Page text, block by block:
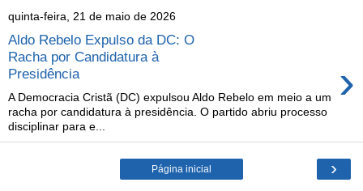
quinta-feira, 21 de maio de 2026
Aldo Rebelo Expulso da DC: O
Racha por Candidatura à
Presidência
›
A Democracia Cristã (DC) expulsou Aldo Rebelo em meio a um
racha por candidatura à presidência. O partido abriu processo
disciplinar para e...
›
Página inicial